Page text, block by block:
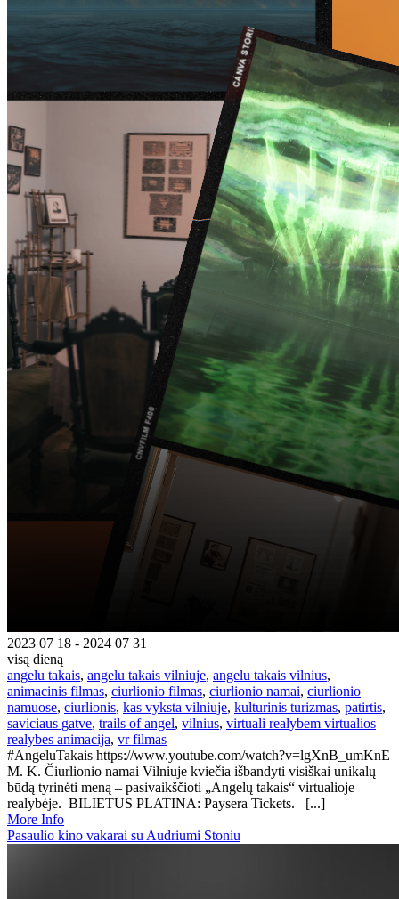
2023 07 18 - 2024 07 31
visą dieną
angelu takais, angelu takais vilniuje, angelu takais vilnius,
animacinis filmas, ciurlionio filmas, ciurlionio namai, ciurlionio
namuose, ciurlionis, kas vyksta vilniuje, kulturinis turizmas, patirtis,
saviciaus gatve, trails of angel, vilnius, virtuali realybem virtualios
realybes animacija, vr filmas
#AngeluTakais https://www.youtube.com/watch?v=lgXnB_umKnE
M. K. Čiurlionio namai Vilniuje kviečia išbandyti visiškai unikalų
būdą tyrinėti meną – pasivaikščioti „Angelų takais“ virtualioje
realybėje. BILIETUS PLATINA: Paysera Tickets. [...]
More Info
Pasaulio kino vakarai su Audriumi Stoniu